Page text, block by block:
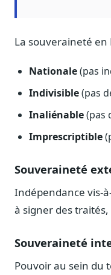
Préparez vos
Veille en temps réel,
Chercheurs
Données
Suivi par secteur
Cas d'usage
Six cas pour gagner
Conseil (Advisory)
La souveraineté en
Nationale(pas
Indivisible(pas
Inaliénable(pas
Imprescriptible
Souveraineté
Indépendance vis-
à signer des
Souveraineté
Pouvoir au sein du